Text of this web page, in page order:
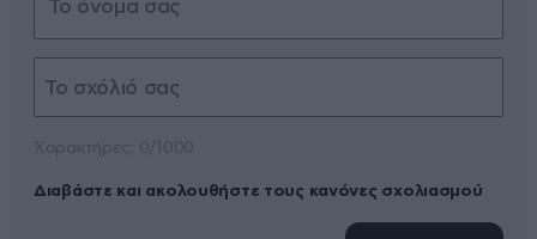
Διαβάστε και ακολουθήστε τους κανόνες σχολιασμού